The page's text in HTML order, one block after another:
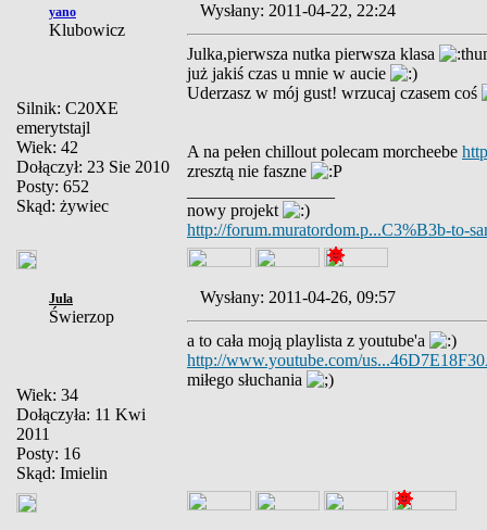
yano
Klubowicz
Silnik: C20XE
emerytstajl
Wiek: 42
Dołączył: 23 Sie 2010
Posty: 652
Skąd: żywiec
Wysłany: 2011-04-22, 22:24
Julka,pierwsza nutka pierwsza klasa
już jakiś czas u mnie w aucie
Uderzasz w mój gust! wrzucaj czasem coś
A na pełen chillout polecam morcheebe
zresztą nie faszne
nowy projekt
http://forum.muratordom.p...C3%B3b-to-
Jula
Świerzop
Wiek: 34
Dołączyła: 11 Kwi
2011
Posty: 16
Skąd: Imielin
Wysłany: 2011-04-26, 09:57
a to cała moją playlista z youtube'a
http://www.youtube.com/
miłego słuchania